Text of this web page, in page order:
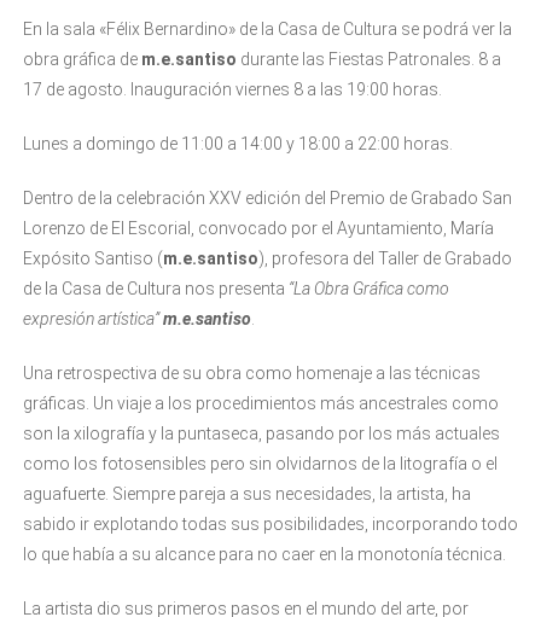
En la sala «Félix Bernardino» de la Casa de Cultura se podrá ver la
obra gráfica de m.e.santiso durante las Fiestas Patronales. 8 a
17 de agosto. Inauguración viernes 8 a las 19:00 horas.
Lunes a domingo de 11:00 a 14:00 y 18:00 a 22:00 horas.
Dentro de la celebración XXV edición del Premio de Grabado San
Lorenzo de El Escorial, convocado por el Ayuntamiento, María
Expósito Santiso (m.e.santiso), profesora del Taller de Grabado
de la Casa de Cultura nos presenta “La Obra Gráfica como
expresión artística” m.e.santiso.
Una retrospectiva de su obra como homenaje a las técnicas
gráficas. Un viaje a los procedimientos más ancestrales como
son la xilografía y la puntaseca, pasando por los más actuales
como los fotosensibles pero sin olvidarnos de la litografía o el
aguafuerte. Siempre pareja a sus necesidades, la artista, ha
sabido ir explotando todas sus posibilidades, incorporando todo
lo que había a su alcance para no caer en la monotonía técnica.
La artista dio sus primeros pasos en el mundo del arte, por